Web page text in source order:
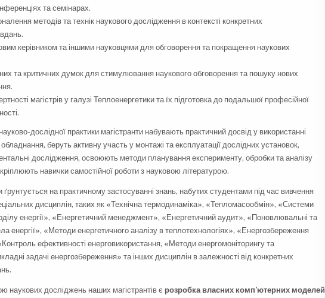
та семінарах.
методів та технік наукового дослідження в контексті конкретних
керівником та іншими науковцями для обговорення та покращення наукових
та критичних думок для стимулювання наукового обговорення та пошуку нових
магістрів у галузі Теплоенергетики та їх підготовка до подальшої професійної
дослідної практики магістранти набувають практичний досвід у використанні
беруть активну участь у монтажі та експлуатації дослідних установок,
дослідження, освоюють методи планування експерименту, обробки та аналізу
навички самостійної роботи з науковою літературою.
ґрунтується на практичному застосуванні знань, набутих студентами під час вивчення
дисциплін, таких як «Технічна термодинаміка», «Тепломасообмін», «Системи
енергії», «Енергетичний менеджмент», «Енергетичний аудит», «Поновлювальні та
енергії», «Методи енергетичного аналізу в теплотехнологіях», «Енергозбереження
ефективності енерговикористання, «Методи енергомоніторингу та
задачі енергозбереження» та інших дисциплін в залежності від конкретних
наукових досліджень наших магістрантів є розробка власних комп’ютерних моделей